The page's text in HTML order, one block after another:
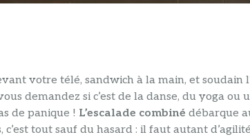
votre télé, sandwich à la main, et soudain
demandez si c’est de la danse, du yoga ou
de panique ! L’escalade combiné débarque
c’est tout sauf du hasard : il faut autant